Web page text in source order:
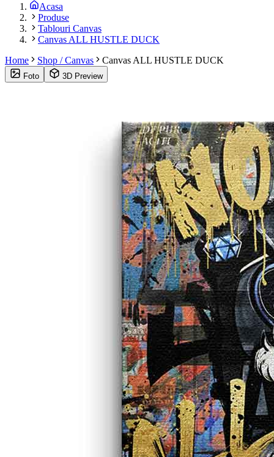
Acasa
Produse
Tablouri Canvas
Canvas ALL HUSTLE DUCK
Home
Shop / Canvas Canvas ALL HUSTLE DUCK
Foto 3D Preview